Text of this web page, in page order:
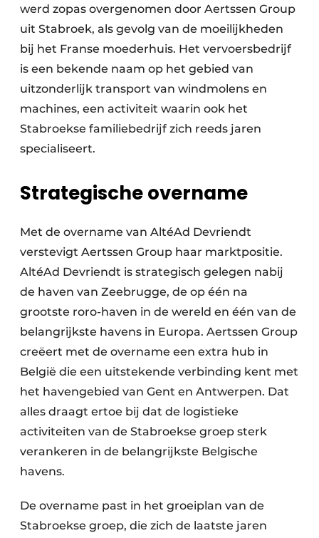
werd zopas overgenomen door Aertssen Group
uit Stabroek, als gevolg van de moeilijkheden
bij het Franse moederhuis. Het vervoersbedrijf
is een bekende naam op het gebied van
uitzonderlijk transport van windmolens en
machines, een activiteit waarin ook het
Stabroekse familiebedrijf zich reeds jaren
specialiseert.
Strategische overname
Met de overname van AltéAd Devriendt
verstevigt Aertssen Group haar marktpositie.
AltéAd Devriendt is strategisch gelegen nabij
de haven van Zeebrugge, de op één na
grootste roro-haven in de wereld en één van de
belangrijkste havens in Europa. Aertssen Group
creëert met de overname een extra hub in
België die een uitstekende verbinding kent met
het havengebied van Gent en Antwerpen. Dat
alles draagt ertoe bij dat de logistieke
activiteiten van de Stabroekse groep sterk
verankeren in de belangrijkste Belgische
havens.
De overname past in het groeiplan van de
Stabroekse groep, die zich de laatste jaren